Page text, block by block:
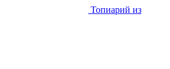
Топиарий из